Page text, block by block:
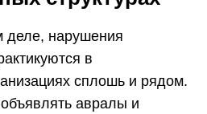
деле, нарушения
в
сплошь и рядом.
авралы и